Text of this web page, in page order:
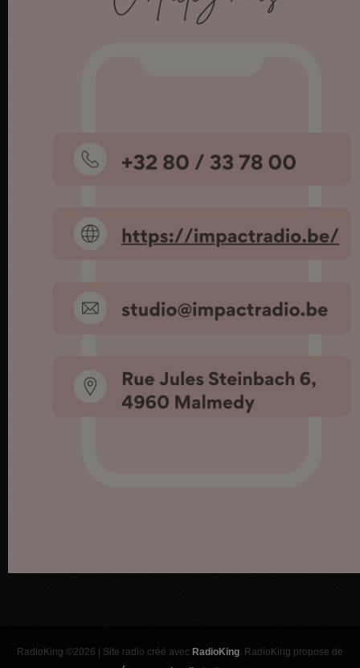
RadioKing ©2026 | Site radio créé avec RadioKing . RadioKing propose de